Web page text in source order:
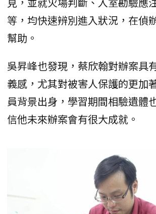
等，均快速辨別進入狀況，在偵
幫助。
吳昇峰也發現，蔡欣翰對辦案具
義感，尤其對被害人保護的更加
員背景出身，學習期間相驗遺體
信他未來辦案會有很大成就。